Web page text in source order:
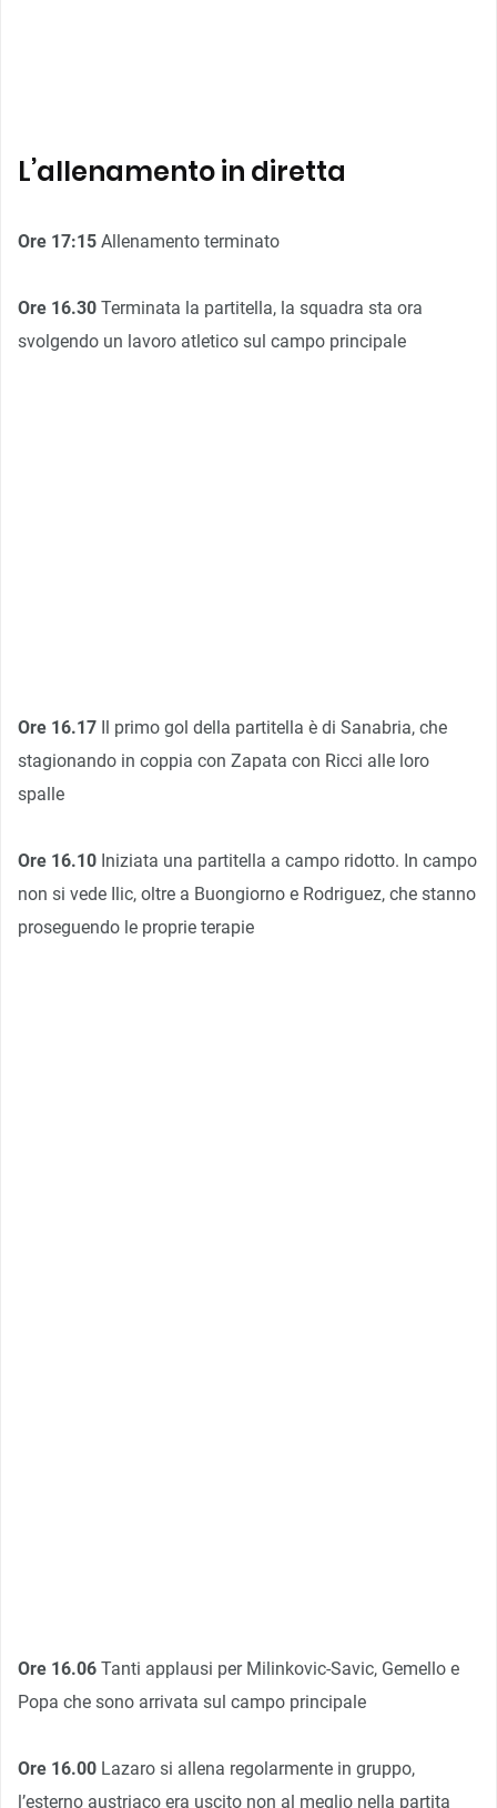
L’allenamento in diretta
Ore 17:15 Allenamento terminato
Ore 16.30 Terminata la partitella, la squadra sta ora
svolgendo un lavoro atletico sul campo principale
Ore 16.17 Il primo gol della partitella è di Sanabria, che
stagionando in coppia con Zapata con Ricci alle loro
spalle
Ore 16.10 Iniziata una partitella a campo ridotto. In campo
non si vede Ilic, oltre a Buongiorno e Rodriguez, che stanno
proseguendo le proprie terapie
Ore 16.06 Tanti applausi per Milinkovic-Savic, Gemello e
Popa che sono arrivata sul campo principale
Ore 16.00 Lazaro si allena regolarmente in gruppo,
l’esterno austriaco era uscito non al meglio nella partita